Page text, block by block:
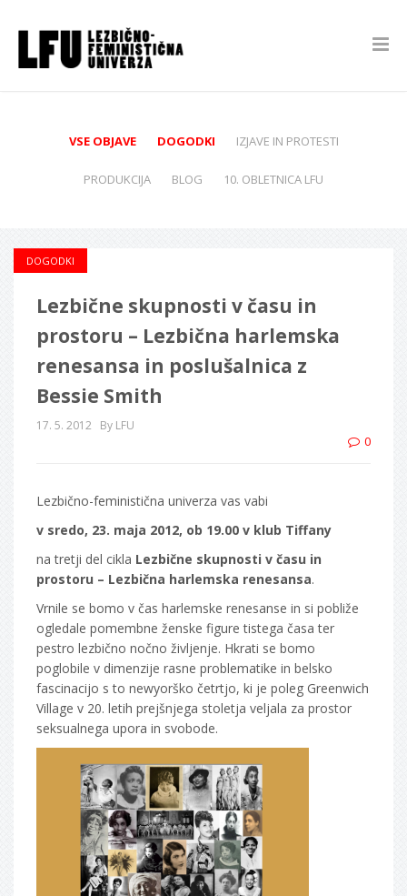
VSE OBJAVE DOGODKI IZJAVE IN PROTESTI
PRODUKCIJA BLOG 10. OBLETNICA LFU
DOGODKI
Lezbične skupnosti v času in
prostoru – Lezbična harlemska
renesansa in poslušalnica z
Bessie Smith
17. 5. 2012 By LFU
0
Lezbično-feministična univerza vas vabi
v sredo, 23. maja 2012, ob 19.00 v klub Tiffany
na tretji del cikla Lezbične skupnosti v času in
prostoru – Lezbična harlemska renesansa.
Vrnile se bomo v čas harlemske renesanse in si pobliže
ogledale pomembne ženske figure tistega časa ter
pestro lezbično nočno življenje. Hkrati se bomo
poglobile v dimenzije rasne problematike in belsko
fascinacijo s to newyorško četrtjo, ki je poleg Greenwich
Village v 20. letih prejšnjega stoletja veljala za prostor
seksualnega upora in svobode.